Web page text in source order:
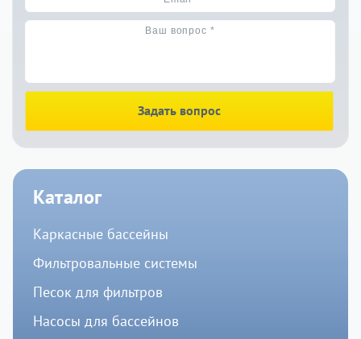
Задать вопрос
Каталог
Каркасные бассейны
Фильтровальные системы
Песок для фильтров
Насосы для бассейнов